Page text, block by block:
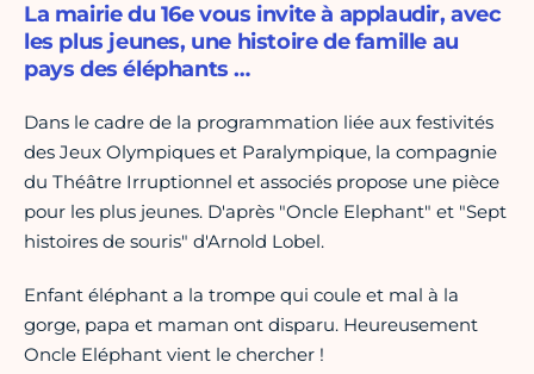
La mairie du 16e vous invite à applaudir, avec
les plus jeunes, une histoire de famille au
pays des éléphants …
Dans le cadre de la programmation liée aux festivités
des Jeux Olympiques et Paralympique, la compagnie
du Théâtre Irruptionnel et associés propose une pièce
pour les plus jeunes. D'après "Oncle Elephant" et "Sept
histoires de souris" d'Arnold Lobel.
Enfant éléphant a la trompe qui coule et mal à la
gorge, papa et maman ont disparu. Heureusement
Oncle Eléphant vient le chercher !